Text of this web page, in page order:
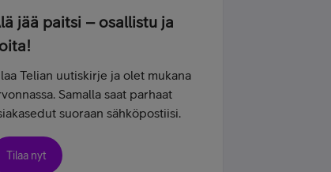
jää paitsi – osallistu ja
Telian uutiskirje ja olet mukana
Samalla saat parhaat
suoraan sähköpostiisi.
Tilaa nyt